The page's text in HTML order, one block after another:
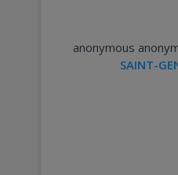
anonymous
SAINT-